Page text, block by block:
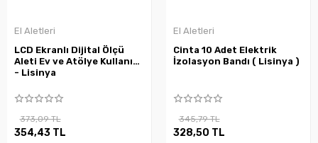
El Aletleri
LCD Ekranlı Dijital Ölçü
Aleti Ev ve Atölye Kullanımı
- Lisinya
373,09 TL
354,43 TL
El Aletleri
Cinta 10 Adet Elektrik
İzolasyon Bandı ( Lisinya )
345,79 TL
328,50 TL